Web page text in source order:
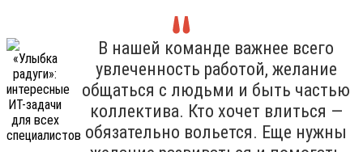
В нашей команде важнее всего
увлеченность работой, желание
общаться с людьми и быть частью
коллектива. Кто хочет влиться —
обязательно вольется. Еще нужны